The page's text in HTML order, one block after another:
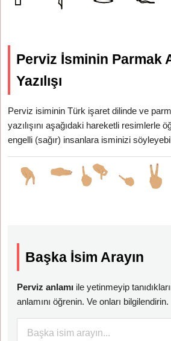
Perviz İsminin Parmak
Yazılışı
Perviz isiminin Türk işaret dilinde ve
yazılışını aşağıdaki hareketli resimlerle
engelli (sağır) insanlara isminizi
Başka İsim Arayın
Perviz anlamı ile yetinmeyip
anlamını öğrenin. Ve onları bilgilendirin.